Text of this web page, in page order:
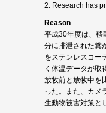
2: Research has
Reason
平成30年度は、移
分に排泄された糞
をステンレスコー
く体温データが取
放牧前と放牧中を
った。また、カメ
生動物被害対策と